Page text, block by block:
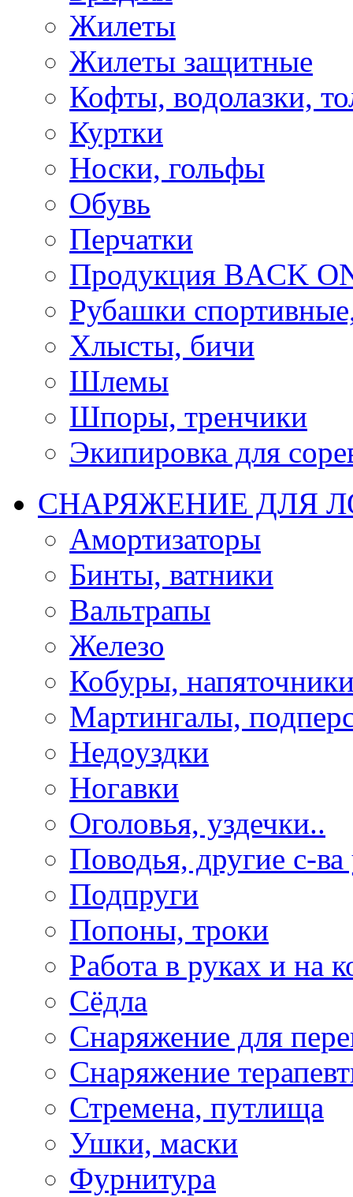
Жилеты
Жилеты защитные
Кофты, водолазки,
Куртки
Носки, гольфы
Обувь
Перчатки
Продукция BACK
Рубашки
Хлысты, бичи
Шлемы
Шпоры, тренчики
Экипировка для
СНАРЯЖЕНИЕ ДЛЯ
Амортизаторы
Бинты, ватники
Вальтрапы
Железо
Кобуры,
Мартингалы,
Недоуздки
Ногавки
Оголовья, уздечки..
Поводья, другие с-
Подпруги
Попоны, троки
Работа в руках и на
Сёдла
Снаряжение для
Снаряжение
Стремена, путлища
Ушки, маски
Фурнитура